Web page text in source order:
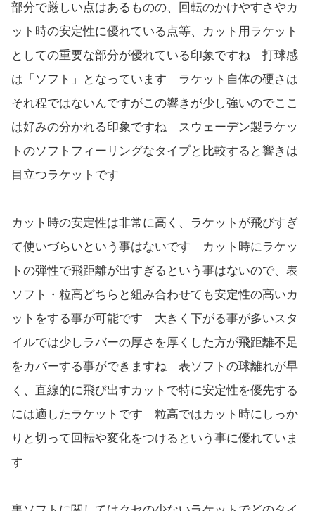
部分で厳しい点はあるものの、回転のかけやすさやカ
ット時の安定性に優れている点等、カット用ラケット
としての重要な部分が優れている印象ですね 打球感
は「ソフト」となっています ラケット自体の硬さは
それ程ではないんですがこの響きが少し強いのでここ
は好みの分かれる印象ですね スウェーデン製ラケッ
トのソフトフィーリングなタイプと比較すると響きは
目立つラケットです
カット時の安定性は非常に高く、ラケットが飛びすぎ
て使いづらいという事はないです カット時にラケッ
トの弾性で飛距離が出すぎるという事はないので、表
ソフト・粒高どちらと組み合わせても安定性の高いカ
ットをする事が可能です 大きく下がる事が多いスタ
イルでは少しラバーの厚さを厚くした方が飛距離不足
をカバーする事ができますね 表ソフトの球離れが早
く、直線的に飛び出すカットで特に安定性を優先する
には適したラケットです 粒高ではカット時にしっか
りと切って回転や変化をつけるという事に優れていま
す